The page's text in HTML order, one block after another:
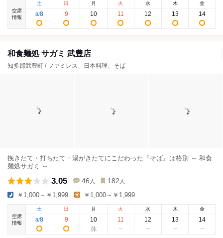
空席
情報
土
8/8
日
9
月
10
火
11
水
12
木
13
金
14
和食麺処 サガミ 武豊店
知多郡武豊町 / ファミレス、日本料理、そば
挽きたて・打ちたて・湯がきたてにこだわった『そば』は格別 ～ 和食
麺処サガミ ～
3.05 46 人 182 人
￥1,000～￥1,999 ￥1,000～￥1,999
空席
情報
土
8/8
日
9
月
10
火
11
水
12
木
13
金
14